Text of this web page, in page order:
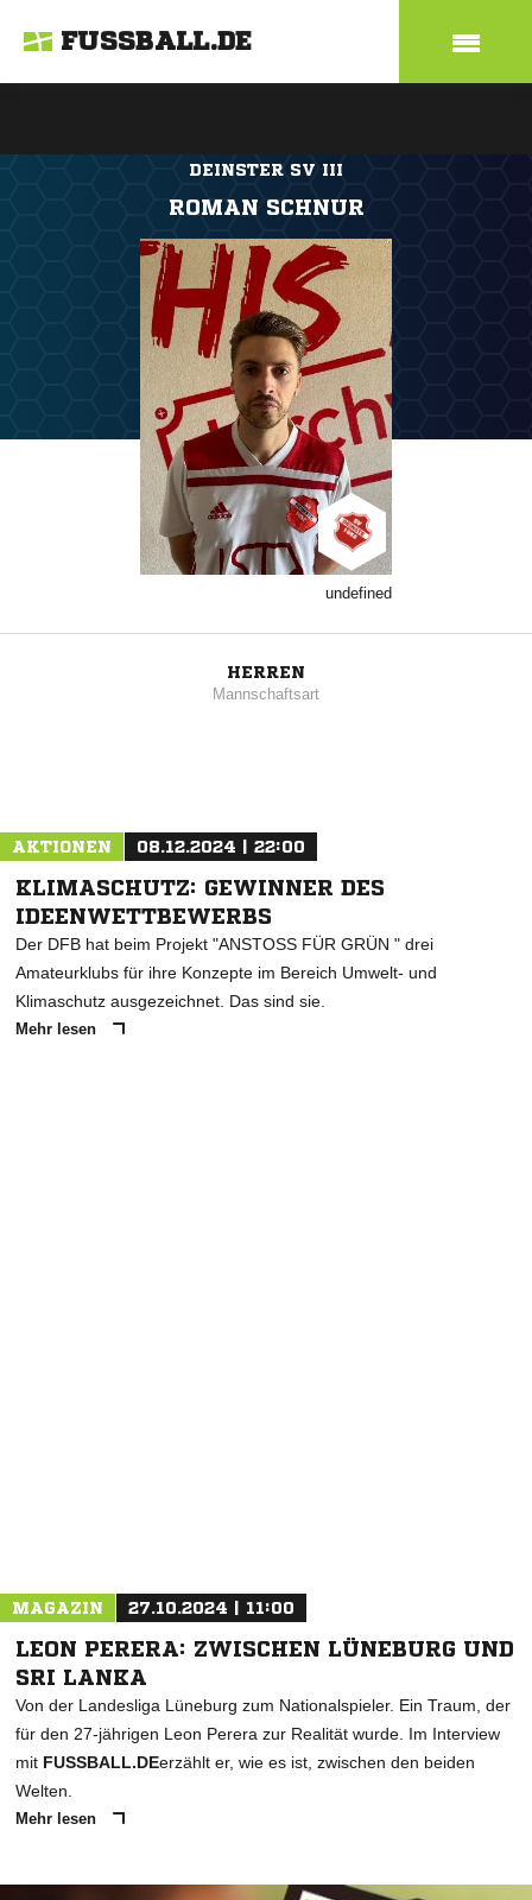
FUSSBALL.DE
DEINSTER SV III
ROMAN SCHNUR
undefined
HERREN
Mannschaftsart
AKTIONEN 08.12.2024 | 22:00
KLIMASCHUTZ: GEWINNER DES
IDEENWETTBEWERBS
Der DFB hat beim Projekt "ANSTOSS FÜR GRÜN " drei
Amateurklubs für ihre Konzepte im Bereich Umwelt- und
Klimaschutz ausgezeichnet. Das sind sie.
Mehr lesen
MAGAZIN 27.10.2024 | 11:00
LEON PERERA: ZWISCHEN LÜNEBURG UND
SRI LANKA
Von der Landesliga Lüneburg zum Nationalspieler. Ein Traum, der
für den 27-jährigen Leon Perera zur Realität wurde. Im Interview
mit FUSSBALL.DEerzählt er, wie es ist, zwischen den beiden
Welten.
Mehr lesen